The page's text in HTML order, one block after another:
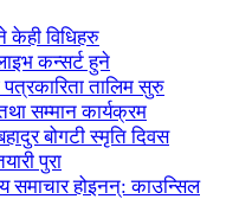
केही विधिहरु
कन्सर्ट हुने
पत्रकारिता तालिम सुरु
सम्मान कार्यक्रम
बोगटी स्मृति दिवस
पुरा
समाचार होइनन्: काउन्सिल